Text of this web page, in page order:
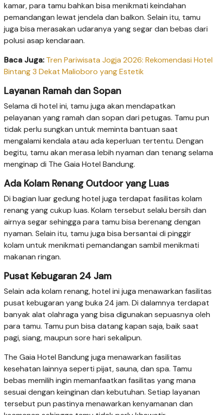
kamar, para tamu bahkan bisa menikmati keindahan
pemandangan lewat jendela dan balkon. Selain itu, tamu
juga bisa merasakan udaranya yang segar dan bebas dari
polusi asap kendaraan.
Baca Juga: Tren Pariwisata Jogja 2026: Rekomendasi Hotel
Bintang 3 Dekat Malioboro yang Estetik
Layanan Ramah dan Sopan
Selama di hotel ini, tamu juga akan mendapatkan
pelayanan yang ramah dan sopan dari petugas. Tamu pun
tidak perlu sungkan untuk meminta bantuan saat
mengalami kendala atau ada keperluan tertentu. Dengan
begitu, tamu akan merasa lebih nyaman dan tenang selama
menginap di The Gaia Hotel Bandung.
Ada Kolam Renang Outdoor yang Luas
Di bagian luar gedung hotel juga terdapat fasilitas kolam
renang yang cukup luas. Kolam tersebut selalu bersih dan
airnya segar sehingga para tamu bisa berenang dengan
nyaman. Selain itu, tamu juga bisa bersantai di pinggir
kolam untuk menikmati pemandangan sambil menikmati
makanan ringan.
Pusat Kebugaran 24 Jam
Selain ada kolam renang, hotel ini juga menawarkan fasilitas
pusat kebugaran yang buka 24 jam. Di dalamnya terdapat
banyak alat olahraga yang bisa digunakan sepuasnya oleh
para tamu. Tamu pun bisa datang kapan saja, baik saat
pagi, siang, maupun sore hari sekalipun.
The Gaia Hotel Bandung juga menawarkan fasilitas
kesehatan lainnya seperti pijat, sauna, dan spa. Tamu
bebas memilih ingin memanfaatkan fasilitas yang mana
sesuai dengan keinginan dan kebutuhan. Setiap layanan
tersebut pun pastinya menawarkan kenyamanan dan